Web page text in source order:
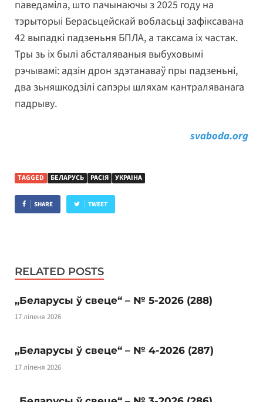
паведаміла, што пачынаючы з 2025 году на
тэрыторыі Берасьцейскай вобласьці зафіксавана
42 выпадкі падзеньня БПЛА, а таксама іх частак.
Тры зь іх былі абсталяваныя выбуховымі
рэчывамі: адзін дрон здэтанаваў пры падзеньні,
два зьняшкодзілі сапэры шляхам кантраляванага
падрыву.
svaboda.org
TAGGED БЕЛАРУСЬ РАСІЯ УКРАІНА
SHARE TWEET
RELATED POSTS
„Беларусы ў свеце“ – № 5-2026 (288)
17 ліпеня 2026
„Беларусы ў свеце“ – № 4-2026 (287)
17 ліпеня 2026